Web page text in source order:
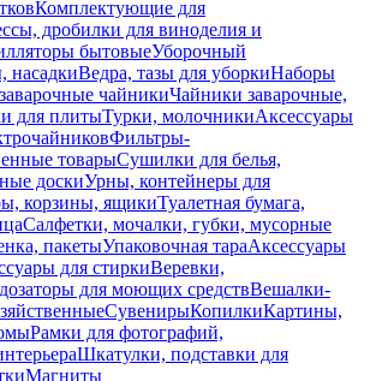
Комплектующие для
дробилки для виноделия и
бытовыеУборочный
насадкиВедра, тазы для уборкиНаборы
чайникиЧайники заварочные,
для плитыТурки, молочникиАксессуары
Фильтры-
товарыСушилки для белья,
доскиУрны, контейнеры для
корзины, ящикиТуалетная бумага,
Салфетки, мочалки, губки, мусорные
пакетыУпаковочная тараАксессуары
для стиркиВеревки,
для моющих средствВешалки-
СувенирыКопилкиКартины,
Рамки для фотографий,
Шкатулки, подставки для
Магниты